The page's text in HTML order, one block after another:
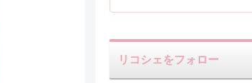
リコシェをフォロー